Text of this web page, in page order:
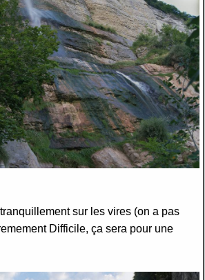
sur les vires (on a pas
Difficile, ça sera pour une